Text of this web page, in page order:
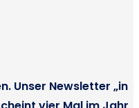
Unser Newsletter „in